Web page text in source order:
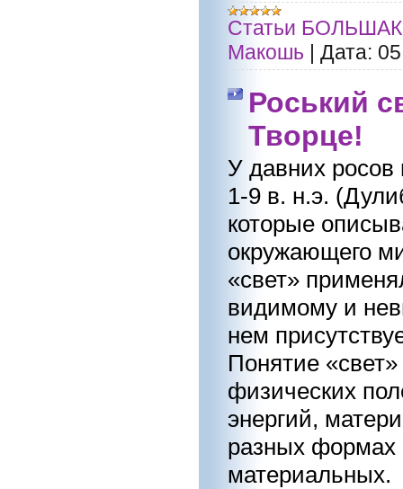
Статьи
Макошь | Дата:
Роський
Творце!
У давних росов
1-9 в. н.э.
которые
окружающего
«свет»
видимому и
нем
Понятие
физических
энергий,
разных формах
материальных.